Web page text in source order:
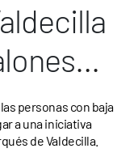
baja
personas con baja
a una iniciativa
de Valdecilla.